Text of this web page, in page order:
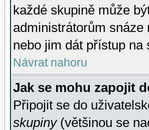
každé skupině může
administrátorům snáze
nebo jim dát přístup na
Návrat nahoru
Jak se mohu zapojit
Připojit se do
skupiny(většinou se